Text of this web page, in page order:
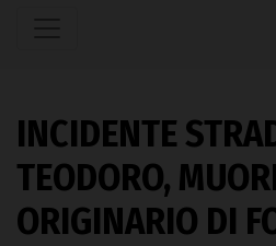
INCIDENTE
TEODORO,
ORIGINARIO DI